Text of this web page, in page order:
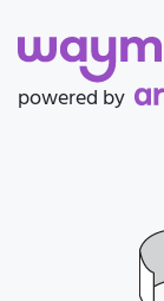
powered by